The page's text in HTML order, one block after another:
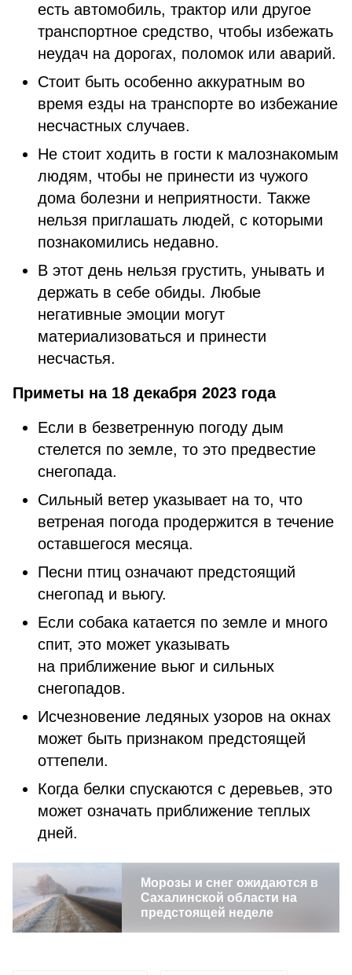
есть автомобиль, трактор или другое
транспортное средство, чтобы избежать
неудач на дорогах, поломок или аварий.
Стоит быть особенно аккуратным во
время езды на транспорте во избежание
несчастных случаев.
Не стоит ходить в гости к малознакомым
людям, чтобы не принести из чужого
дома болезни и неприятности. Также
нельзя приглашать людей, с которыми
познакомились недавно.
В этот день нельзя грустить, унывать и
держать в себе обиды. Любые
негативные эмоции могут
материализоваться и принести
несчастья.
Приметы на 18 декабря 2023 года
Если в безветренную погоду дым
стелется по земле, то это предвестие
снегопада.
Сильный ветер указывает на то, что
ветреная погода продержится в течение
оставшегося месяца.
Песни птиц означают предстоящий
снегопад и вьюгу.
Если собака катается по земле и много
спит, это может указывать
на приближение вьюг и сильных
снегопадов.
Исчезновение ледяных узоров на окнах
может быть признаком предстоящей
оттепели.
Когда белки спускаются с деревьев, это
может означать приближение теплых
дней.
Морозы и снег ожидаются в
Сахалинской области на
предстоящей неделе